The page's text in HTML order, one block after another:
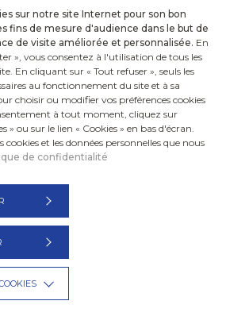
: 36 24 (0.15 € / min)
569 669 (0.18 / min)
LES ASSOCIATIONS
Actualités
sur notre site Internet pour son bon
fins de mesure d'audience dans le but de
de visite améliorée et personnalisée. En
», vous consentez à l'utilisation de tous les
En cliquant sur « Tout refuser », seuls les
au fonctionnement du site et à sa
choisir ou modifier vos préférences cookies
à tout moment, cliquez sur
» ou sur le lien « Cookies » en bas d'écran.
cookies et les données personnelles que nous
de confidentialité